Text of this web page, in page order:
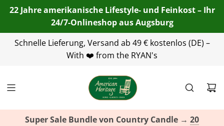
22 Jahre amerikanische Lifestyle- und Feinkost – Ihr
24/7-Onlineshop aus Augsburg
Schnelle Lieferung, Versand ab 49 € kostenlos (DE) –
With ❤️ from the RYAN's
+49(0)821 455 254 00
info@american-
heritage.de
+49(0)151 116 719 10
Super Sale Bundle von Country Candle → 20